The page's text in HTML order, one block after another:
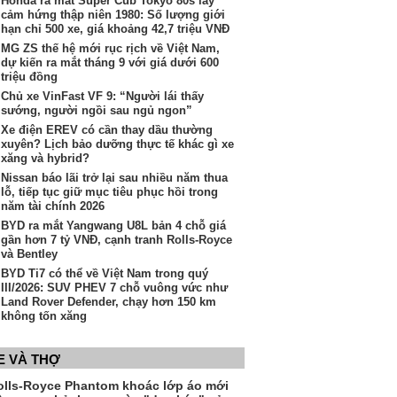
cảm hứng thập niên 1980: Số lượng giới
hạn chỉ 500 xe, giá khoảng 42,7 triệu VNĐ
MG ZS thế hệ mới rục rịch về Việt Nam,
dự kiến ra mắt tháng 9 với giá dưới 600
triệu đồng
Chủ xe VinFast VF 9: “Người lái thấy
sướng, người ngồi sau ngủ ngon”
Xe điện EREV có cần thay dầu thường
xuyên? Lịch bảo dưỡng thực tế khác gì xe
xăng và hybrid?
Nissan báo lãi trở lại sau nhiều năm thua
lỗ, tiếp tục giữ mục tiêu phục hồi trong
năm tài chính 2026
BYD ra mắt Yangwang U8L bản 4 chỗ giá
gần hơn 7 tỷ VNĐ, cạnh tranh Rolls-Royce
và Bentley
BYD Ti7 có thể về Việt Nam trong quý
III/2026: SUV PHEV 7 chỗ vuông vức như
Land Rover Defender, chạy hơn 150 km
không tốn xăng
VÀ THỢ
Royce Phantom khoác lớp áo mới